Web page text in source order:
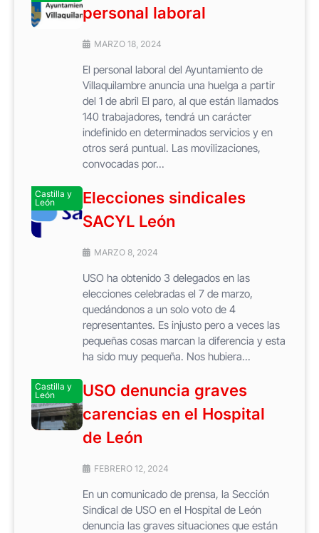
personal laboral
MARZO 18, 2024
El personal laboral del Ayuntamiento de
Villaquilambre anuncia una huelga a partir
del 1 de abril El paro, al que están llamados
140 trabajadores, tendrá un carácter
indefinido en determinados servicios y en
otros será puntual. Las movilizaciones,
convocadas por...
Castilla y
León
Elecciones sindicales
SACYL León
MARZO 8, 2024
USO ha obtenido 3 delegados en las
elecciones celebradas el 7 de marzo,
quedándonos a un solo voto de 4
representantes. Es injusto pero a veces las
pequeñas cosas marcan la diferencia y esta
ha sido muy pequeña. Nos hubiera...
Castilla y
León
USO denuncia graves
carencias en el Hospital
de León
FEBRERO 12, 2024
En un comunicado de prensa, la Sección
Sindical de USO en el Hospital de León
denuncia las graves situaciones que están